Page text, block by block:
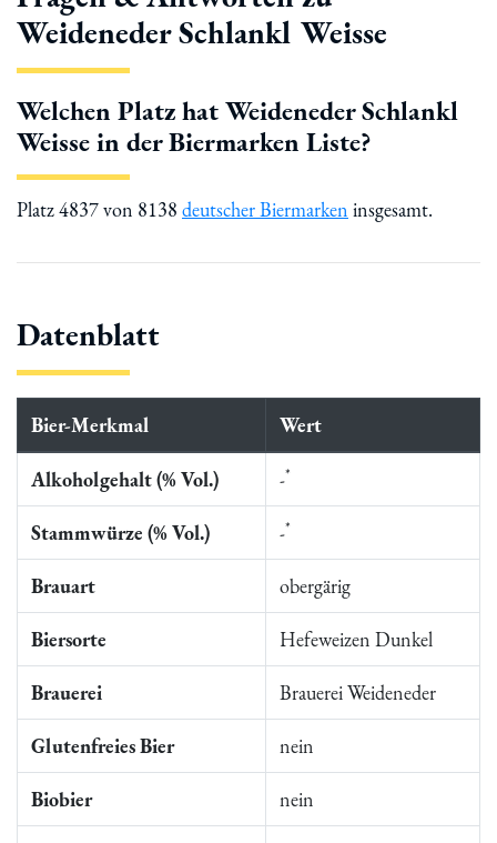
Weideneder Schlankl Weisse
Welchen Platz hat Weideneder Schlankl
Weisse in der Biermarken Liste?
Platz 4837 von 8138 deutscher Biermarken insgesamt.
Datenblatt
Bier-Merkmal Wert
Alkoholgehalt (% Vol.) -*
Stammwürze (% Vol.) -*
Brauart obergärig
Biersorte Hefeweizen Dunkel
Brauerei Brauerei Weideneder
Glutenfreies Bier nein
Biobier nein